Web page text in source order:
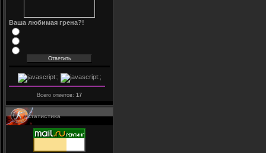
Ваша любимая грена?!
Всего ответов: 17
Статистика